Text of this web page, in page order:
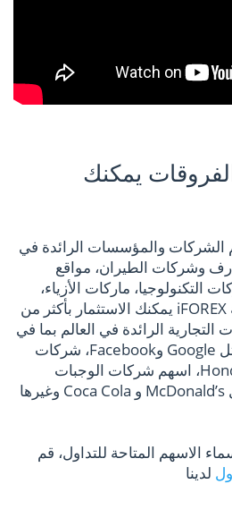
يمكنك
الشركات والمؤسسات الرائدة في
وشركات الطيران، مواقع
التكنولوجيا، ماركات الأزياء،
وغيرها العديد... في شركة iFOREX يمكنك الاستثمار بأكثر من
التجارية الرائدة في العالم بما في
ذلك عمالقة التكنولوجيا مثل Google وFacebook، شركات
السيارات مثل BMW و Honda، اسهم شركات الوجبات
السريعة والمشروبات مثل McDonald’s و Coca Cola وغيرها
الاسهم المتاحة للتداول، قم
لدينا